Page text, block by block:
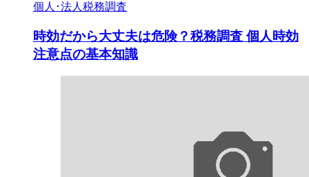
個人･法人税務調査
時効だから大丈夫は危険？税務調査 個人時効
注意点の基本知識